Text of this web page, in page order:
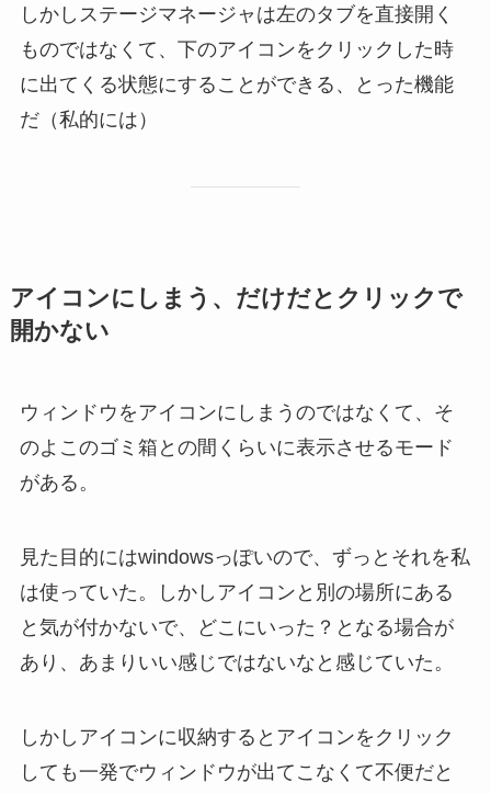
しかしステージマネージャは左のタブを直接開く
ものではなくて、下のアイコンをクリックした時
に出てくる状態にすることができる、とった機能
だ（私的には）
アイコンにしまう、だけだとクリックで
開かない
ウィンドウをアイコンにしまうのではなくて、そ
のよこのゴミ箱との間くらいに表示させるモード
がある。
見た目的にはwindowsっぽいので、ずっとそれを私
は使っていた。しかしアイコンと別の場所にある
と気が付かないで、どこにいった？となる場合が
あり、あまりいい感じではないなと感じていた。
しかしアイコンに収納するとアイコンをクリック
しても一発でウィンドウが出てこなくて不便だと